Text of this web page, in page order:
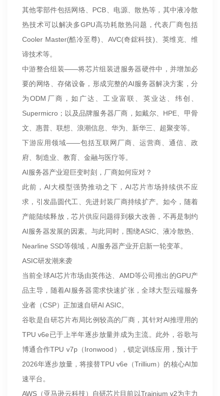
其他零部件包括网络、PCB、电源、散热等，其中液冷散
热技术可以解决多GPU高功耗散热问题，代表厂商包括
Cooler Master(酷冷至尊)、AVC(奇鋐科技)、英维克、维
谛技术等。
中游整合组装——将芯片组装进服务器硬件中，并增加必
要的网络、存储设备，形成完整的AI服务器解决方案，分
为ODM厂商，如广达、工业富联、英业达、纬创、
Supermicro；以及品牌服务器厂商，如戴尔、HPE、甲骨
文、惠普、联想、浪潮信息、华为、新华三、超聚变等。
下游应用领域——包括互联网厂商、运营商、通信、政
府、制造业、教育、金融与医疗等。
AI服务器产业迎巨变时刻，厂商如何应对？
此前，AI大模型强势推动之下，AI芯片市场持续供不应
求，引发晶圆代工、先进封装厂商持续扩产。如今，随着
产能陆续释放，芯片供应问题得到极大改善，不再是制约
AI服务器发展的因素。与此同时，围绕ASIC、液冷散热、
Nearline SSD等领域，AI服务器产业开启新一轮变革。
ASIC研发潮来袭
当前全球AI芯片市场由英伟达、AMD等公司推出的GPU产
品主导，随着AI服务器需求快速扩张，全球大型云端服务
业者（CSP）正加速自研AI ASIC。
谷歌是自研芯片布局比例较高的厂商，其针对AI推理用的
TPU v6e已于上半年逐步放量并成为主流。此外，谷歌与
博通合作TPU v7p（Ironwood），锁定训练应用，预计于
2026年逐步放量，将接替TPU v6e（Trillium）的核心AI加
速平台。
AWS（亚马逊云科技）自研芯片目前以Trainium v2为主力